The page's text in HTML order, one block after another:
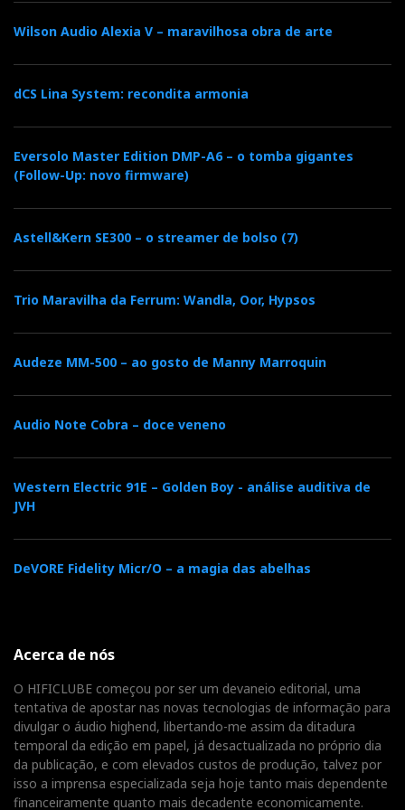
Alguns dos campos de configuração da App MaestroUnite
complexas, vai acabar por se perder. Desde a
sensibilidade das entradas analógicas (opte por
que pode correr mal com um leigo. É também aqui
que vai descobrir osMAC adressespara Wifi e BT.
melhor, dedique-se à BluOS (a Roon dos pobres), já
Campos de de navegação da App BluOS, a Roon dos
pobres.
Wilson Audio Alexia V – maravilhosa obra de arte
dCS Lina System: recondita armonia
Eversolo Master Edition DMP-A6 – o tomba gigantes
(Follow-Up: novo firmware)
Astell&Kern SE300 – o streamer de bolso (7)
Trio Maravilha da Ferrum: Wandla, Oor, Hypsos
Audeze MM-500 – ao gosto de Manny Marroquin
Audio Note Cobra – doce veneno
Western Electric 91E – Golden Boy - análise auditiva de
JVH
DeVORE Fidelity Micr/O – a magia das abelhas
Acerca de nós
O HIFICLUBE começou por ser um devaneio editorial, uma
tentativa de apostar nas novas tecnologias de informação para
divulgar o áudio highend, libertando-me assim da ditadura
temporal da edição em papel, já desactualizada no próprio dia
da publicação, e com elevados custos de produção, talvez por
isso a imprensa especializada seja hoje tanto mais dependente
financeiramente quanto mais decadente economicamente.